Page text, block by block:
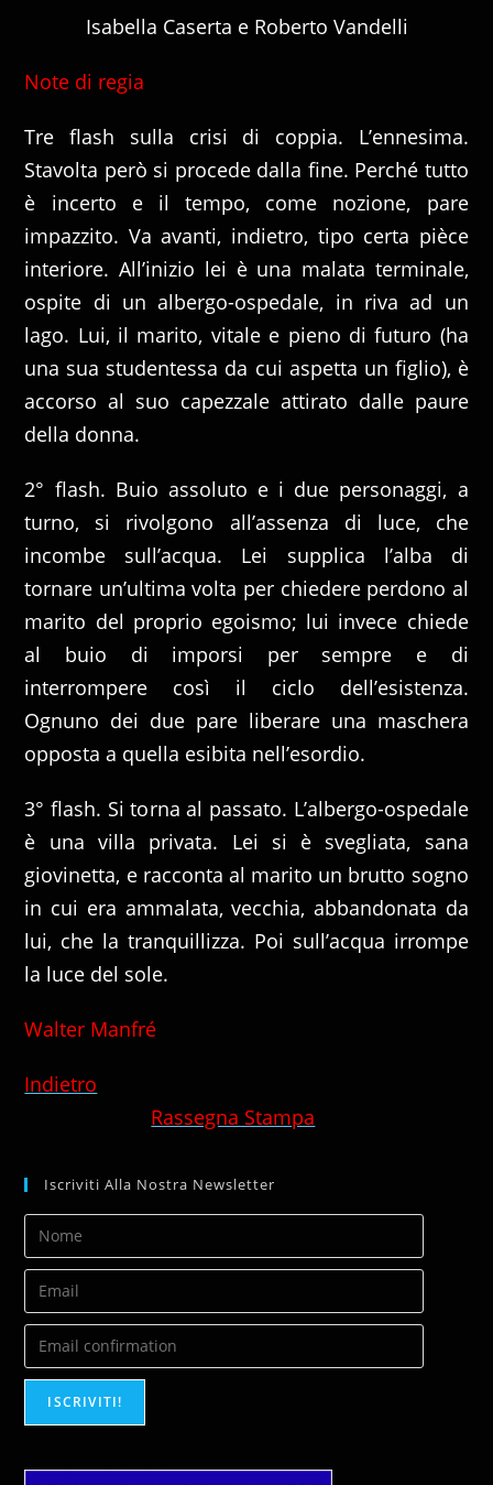
Isabella Caserta e Roberto Vandelli
Note di regia
Tre flash sulla crisi di coppia. L’ennesima.
Stavolta però si procede dalla fine. Perché tutto
è incerto e il tempo, come nozione, pare
impazzito. Va avanti, indietro, tipo certa pièce
interiore. All’inizio lei è una malata terminale,
ospite di un albergo-ospedale, in riva ad un
lago. Lui, il marito, vitale e pieno di futuro (ha
una sua studentessa da cui aspetta un figlio), è
accorso al suo capezzale attirato dalle paure
della donna.
2° flash. Buio assoluto e i due personaggi, a
turno, si rivolgono all’assenza di luce, che
incombe sull’acqua. Lei supplica l’alba di
tornare un’ultima volta per chiedere perdono al
marito del proprio egoismo; lui invece chiede
al buio di imporsi per sempre e di
interrompere così il ciclo dell’esistenza.
Ognuno dei due pare liberare una maschera
opposta a quella esibita nell’esordio.
3° flash. Si torna al passato. L’albergo-ospedale
è una villa privata. Lei si è svegliata, sana
giovinetta, e racconta al marito un brutto sogno
in cui era ammalata, vecchia, abbandonata da
lui, che la tranquillizza. Poi sull’acqua irrompe
la luce del sole.
Walter Manfré
Indietro
Rassegna Stampa
Iscriviti Alla Nostra Newsletter
ISCRIVITI!